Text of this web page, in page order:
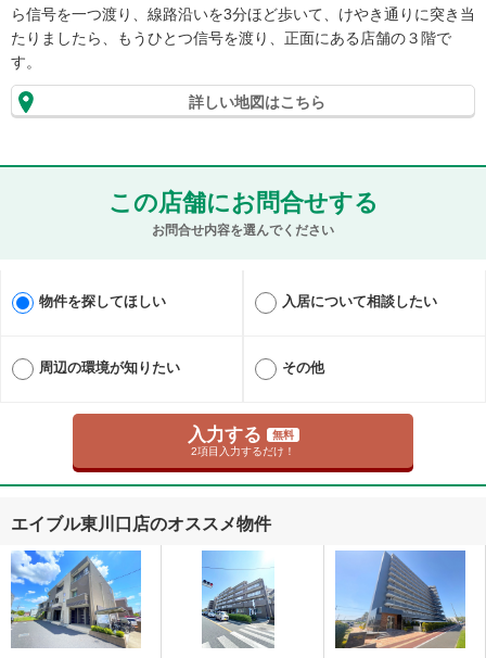
ら信号を一つ渡り、線路沿いを3分ほど歩いて、けやき通りに突き当
たりましたら、もうひとつ信号を渡り、正面にある店舗の３階で
す。
詳しい地図はこちら
この店舗にお問合せする
お問合せ内容を選んでください
物件を探してほしい 入居について相談したい
周辺の環境が知りたい その他
入力する
無料
2項目入力するだけ！
エイブル東川口店のオススメ物件